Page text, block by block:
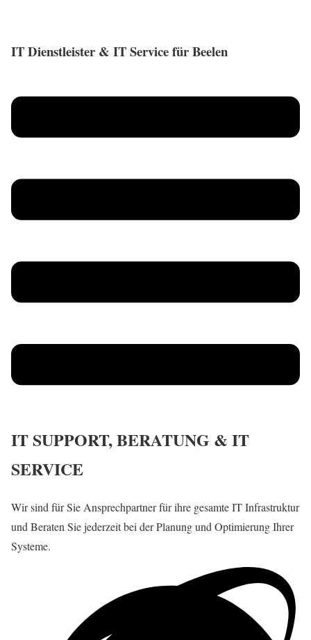
IT Dienstleister & IT Service für Beelen
IT SUPPORT, BERATUNG & IT
SERVICE
Wir sind für Sie Ansprechpartner für ihre gesamte IT Infrastruktur
und Beraten Sie jederzeit bei der Planung und Optimierung Ihrer
Systeme.